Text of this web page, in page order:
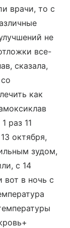
врачи, то с
не
все-
сказала,
как
раз 11
октября,
зудом,
с 14
вот в ночь с